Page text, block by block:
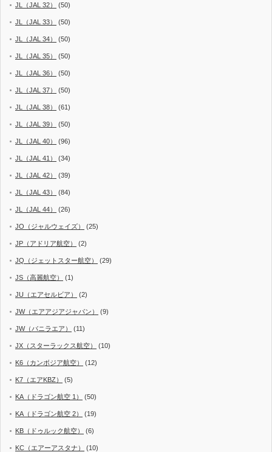
JL（JAL 32） (50)
JL（JAL 33） (50)
JL（JAL 34） (50)
JL（JAL 35） (50)
JL（JAL 36） (50)
JL（JAL 37） (50)
JL（JAL 38） (61)
JL（JAL 39） (50)
JL（JAL 40） (96)
JL（JAL 41） (34)
JL（JAL 42） (39)
JL（JAL 43） (84)
JL（JAL 44） (26)
JO（ジャルウェイズ） (25)
JP（アドリア航空） (2)
JQ（ジェットスター航空） (29)
JS（高麗航空） (1)
JU（エアセルビア） (2)
JW（エアアジアジャパン） (9)
JW（バニラエア） (11)
JX（スターラックス航空） (10)
K6（カンボジア航空） (12)
K7（エアKBZ） (5)
KA（ドラゴン航空 1） (50)
KA（ドラゴン航空 2） (19)
KB（ドゥルック航空） (6)
KC（エアーアスタナ） (10)